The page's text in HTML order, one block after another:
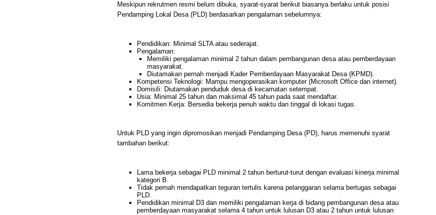
Meskipun rekrutmen resmi belum dibuka, syarat-syarat berikut biasanya berlaku untuk posisi
Pendamping Lokal Desa (PLD) berdasarkan pengalaman sebelumnya:
Pendidikan: Minimal SLTA atau sederajat.
Pengalaman:
Memiliki pengalaman minimal 2 tahun dalam pembangunan desa atau pemberdayaan
masyarakat.
Diutamakan pernah menjadi Kader Pemberdayaan Masyarakat Desa (KPMD).
Kompetensi Teknologi: Mampu mengoperasikan komputer (Microsoft Office dan internet).
Domisili: Diutamakan penduduk desa di kecamatan setempat.
Usia: Minimal 25 tahun dan maksimal 45 tahun pada saat mendaftar.
Komitmen Kerja: Bersedia bekerja penuh waktu dan tinggal di lokasi tugas.
Untuk PLD yang ingin dipromosikan menjadi Pendamping Desa (PD), harus memenuhi syarat
tambahan berikut:
Lama bekerja sebagai PLD minimal 2 tahun berturut-turut dengan evaluasi kinerja minimal
kategori B.
Tidak pernah mendapatkan teguran tertulis karena pelanggaran selama bertugas sebagai
PLD.
Pendidikan minimal D3 dan memiliki pengalaman kerja di bidang pembangunan desa atau
pemberdayaan masyarakat selama 4 tahun untuk lulusan D3 atau 2 tahun untuk lulusan